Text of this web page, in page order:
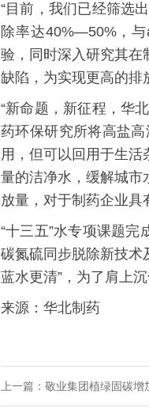
“目前，我们已经筛选
除率达40%—50%，
验，同时深入研究其在
缺陷，为实现更高的排
“新命题，新征程，华
药环保研究所将高盐
用，但可以回用于生
量的洁净水，缓解城市
放量，对于制药企业具
“十三五”水专项课题
碳氮硫同步脱除新技
蓝水更清”，为了肩上
来源：华北制药
上一篇：敬业集团植绿固碳